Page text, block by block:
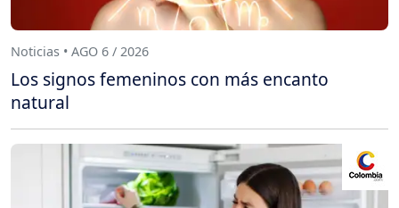
Noticias • AGO 6 / 2026
Los signos femeninos con más encanto
natural